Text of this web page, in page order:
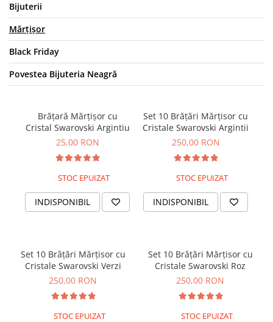
Bijuterii
Mărțișor
Black Friday
Povestea Bijuteria Neagră
Brățară Mărțișor cu
Cristal Swarovski Argintiu
25,00 RON
STOC EPUIZAT
INDISPONIBIL
Set 10 Brățări Mărțisor cu
Cristale Swarovski Argintii
250,00 RON
STOC EPUIZAT
INDISPONIBIL
Set 10 Brățări Mărțisor cu
Cristale Swarovski Verzi
250,00 RON
STOC EPUIZAT
Set 10 Brățări Mărțisor cu
Cristale Swarovski Roz
250,00 RON
STOC EPUIZAT